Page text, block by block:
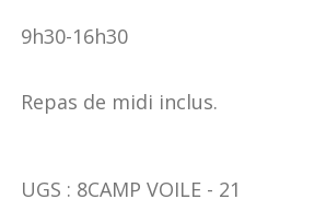
9h30-16h30
Repas de midi inclus.
UGS : 8CAMP VOILE - 21